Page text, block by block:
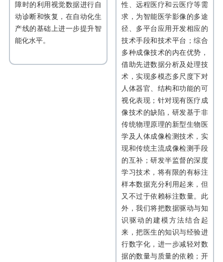
障时的利用视觉数据进行自
动诊断和恢复，在自动化生
产线的基础上进一步提升智
能化水平。
性、远程医疗和云医疗等需
求，为智能医学影像的多途
径、多平台应用开发相应的
技术手段和技术平台；综合
多种成像技术的内在优势，
借助先进数据分析及处理技
术，实现多模态多尺度下对
人体器官、结构和功能的可
视化表现；针对现有医疗成
像技术的缺陷，研发基于非
传统物理原理的新型生物医
学及人体成像检测技术，实
现和传统主流成像检测手段
的互补；研发半监督的深度
学习技术，将有限的有标注
样本数据充分利用起来，但
又不过于依赖标注数量。此
外，我们将把数据驱动与知
识驱动的建模方法结合起
来，把医生的知识与经验进
行数字化，进一步减轻对数
据的数量与质量的依赖；开